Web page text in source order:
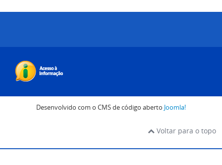
Desenvolvido com o CMS de código aberto Joomla!
Voltar para o topo